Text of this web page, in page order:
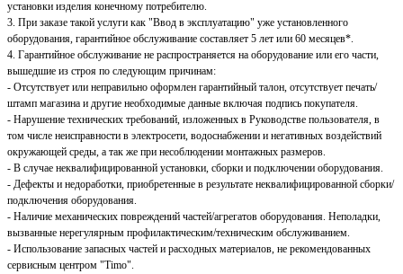
установки изделия конечному потребителю.
3. При заказе такой услуги как "Ввод в эксплуатацию" уже установленного
оборудования, гарантийное обслуживание составляет 5 лет или 60 месяцев*.
4. Гарантийное обслуживание не распространяется на оборудование или его части,
вышедшие из строя по следующим причинам:
- Отсутствует или неправильно оформлен гарантийный талон, отсутствует печать/
штамп магазина и другие необходимые данные включая подпись покупателя.
- Нарушение технических требований, изложенных в Руководстве пользователя, в
том числе неисправности в электросети, водоснабжении и негативных воздействий
окружающей среды, а так же при несоблюдении монтажных размеров.
- В случае неквалифицированной установки, сборки и подключении оборудования.
- Дефекты и недоработки, приобретенные в результате неквалифицированной сборки/
подключения оборудования.
- Наличие механических повреждений частей/агрегатов оборудования. Неполадки,
вызванные нерегулярным профилактическим/техническим обслуживанием.
- Использование запасных частей и расходных материалов, не рекомендованных
сервисным центром "Timo".